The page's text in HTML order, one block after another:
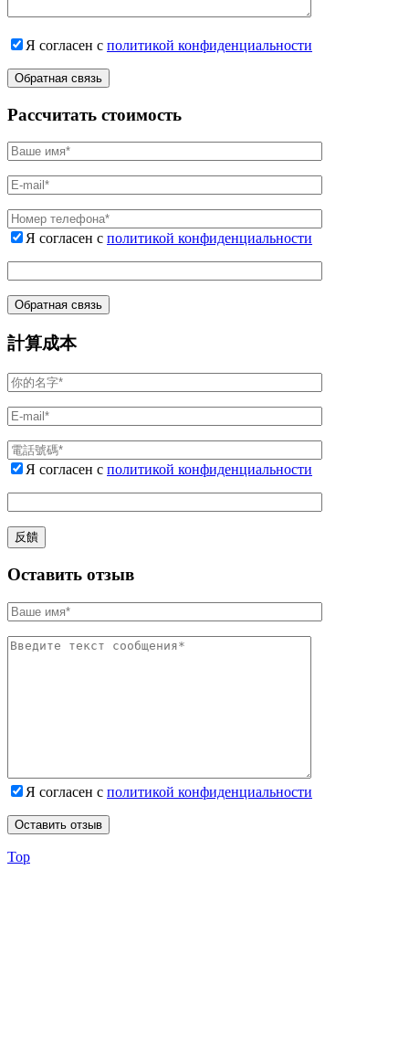
Я согласен с политикой конфиденциальности
Рассчитать стоимость
Я согласен с политикой конфиденциальности
計算成本
Я согласен с политикой конфиденциальности
Оставить отзыв
Я согласен с политикой конфиденциальности
Top